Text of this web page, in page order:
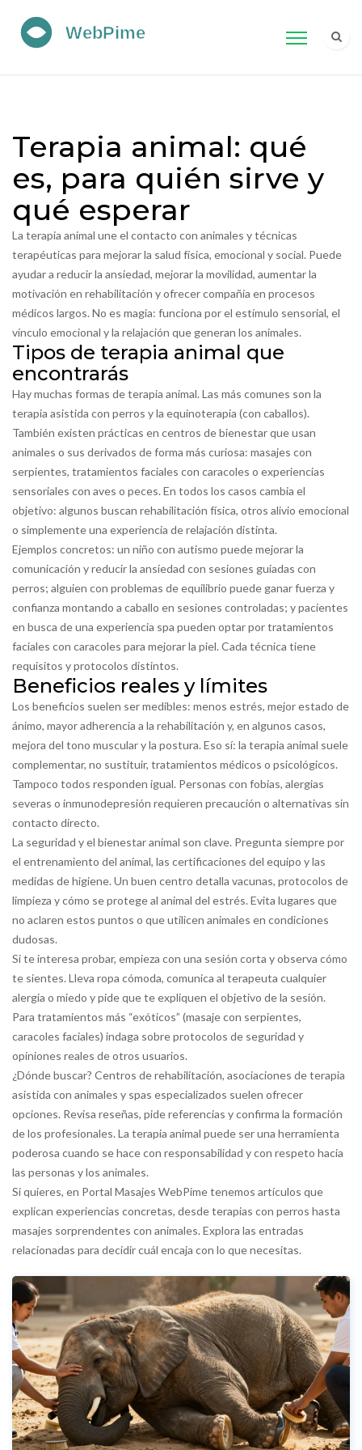
Terapia animal: qué
es, para quién sirve y
qué esperar
La terapia animal une el contacto con animales y técnicas
terapéuticas para mejorar la salud física, emocional y social. Puede
ayudar a reducir la ansiedad, mejorar la movilidad, aumentar la
motivación en rehabilitación y ofrecer compañía en procesos
médicos largos. No es magia: funciona por el estímulo sensorial, el
vínculo emocional y la relajación que generan los animales.
Tipos de terapia animal que
encontrarás
Hay muchas formas de terapia animal. Las más comunes son la
terapia asistida con perros y la equinoterapia (con caballos).
También existen prácticas en centros de bienestar que usan
animales o sus derivados de forma más curiosa: masajes con
serpientes, tratamientos faciales con caracoles o experiencias
sensoriales con aves o peces. En todos los casos cambia el
objetivo: algunos buscan rehabilitación física, otros alivio emocional
o simplemente una experiencia de relajación distinta.
Ejemplos concretos: un niño con autismo puede mejorar la
comunicación y reducir la ansiedad con sesiones guiadas con
perros; alguien con problemas de equilibrio puede ganar fuerza y
confianza montando a caballo en sesiones controladas; y pacientes
en busca de una experiencia spa pueden optar por tratamientos
faciales con caracoles para mejorar la piel. Cada técnica tiene
requisitos y protocolos distintos.
Beneficios reales y límites
Los beneficios suelen ser medibles: menos estrés, mejor estado de
ánimo, mayor adherencia a la rehabilitación y, en algunos casos,
mejora del tono muscular y la postura. Eso sí: la terapia animal suele
complementar, no sustituir, tratamientos médicos o psicológicos.
Tampoco todos responden igual. Personas con fobias, alergias
severas o inmunodepresión requieren precaución o alternativas sin
contacto directo.
La seguridad y el bienestar animal son clave. Pregunta siempre por
el entrenamiento del animal, las certificaciones del equipo y las
medidas de higiene. Un buen centro detalla vacunas, protocolos de
limpieza y cómo se protege al animal del estrés. Evita lugares que
no aclaren estos puntos o que utilicen animales en condiciones
dudosas.
Si te interesa probar, empieza con una sesión corta y observa cómo
te sientes. Lleva ropa cómoda, comunica al terapeuta cualquier
alergia o miedo y pide que te expliquen el objetivo de la sesión.
Para tratamientos más “exóticos” (masaje con serpientes,
caracoles faciales) indaga sobre protocolos de seguridad y
opiniones reales de otros usuarios.
¿Dónde buscar? Centros de rehabilitación, asociaciones de terapia
asistida con animales y spas especializados suelen ofrecer
opciones. Revisa reseñas, pide referencias y confirma la formación
de los profesionales. La terapia animal puede ser una herramienta
poderosa cuando se hace con responsabilidad y con respeto hacia
las personas y los animales.
Si quieres, en Portal Masajes WebPime tenemos artículos que
explican experiencias concretas, desde terapias con perros hasta
masajes sorprendentes con animales. Explora las entradas
relacionadas para decidir cuál encaja con lo que necesitas.